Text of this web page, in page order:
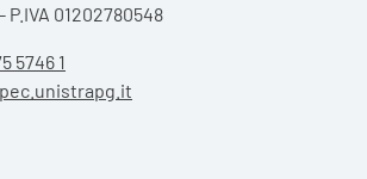
P.IVA 01202780548
5746 1